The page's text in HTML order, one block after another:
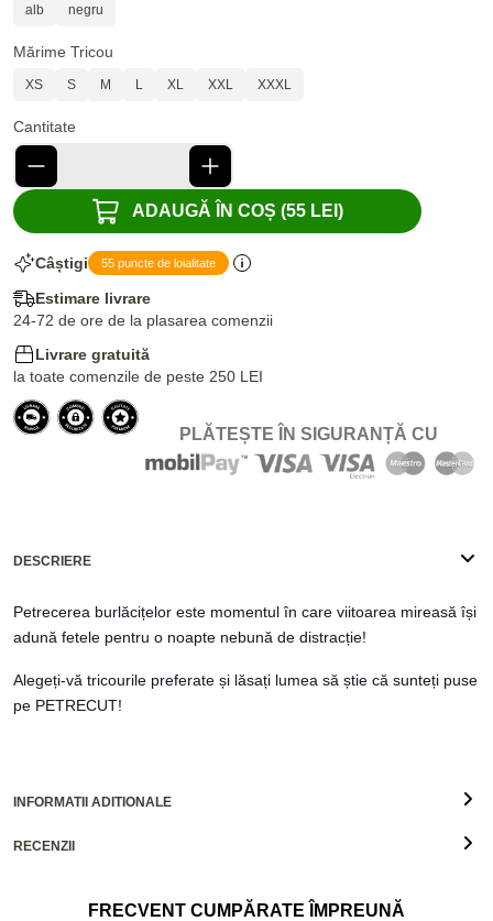
alb negru
Mărime Tricou
XS S M L XL XXL XXXL
Cantitate
ADAUGĂ ÎN COȘ (55 LEI)
Câștigi 55 puncte de loialitate
Estimare livrare
24-72 de ore de la plasarea comenzii
Livrare gratuită
la toate comenzile de peste 250 LEI
PLĂTEȘTE ÎN SIGURANȚĂ CU
DESCRIERE
Petrecerea burlăcițelor este momentul în care viitoarea mireasă își
adună fetele pentru o noapte nebună de distracție!
Alegeți-vă tricourile preferate și lăsați lumea să știe că sunteți puse
pe PETRECUT!
INFORMATII ADITIONALE
RECENZII
FRECVENT CUMPĂRATE ÎMPREUNĂ